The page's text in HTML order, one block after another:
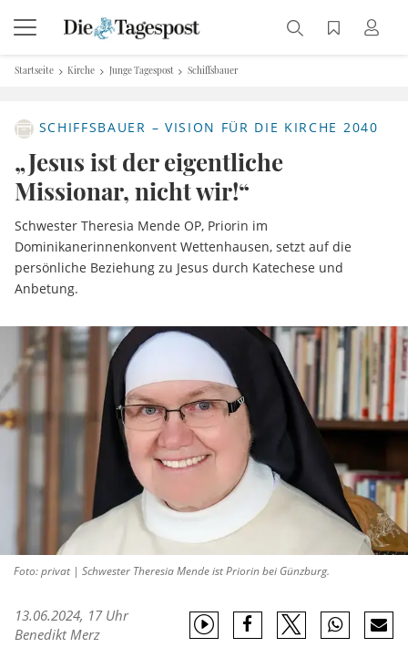
Startseite Kirche Junge Tagespost Schiffsbauer
SCHIFFSBAUER – VISION FÜR DIE KIRCHE 2040
„Jesus ist der eigentliche
Missionar, nicht wir!“
Schwester Theresia Mende OP, Priorin im
Dominikanerinnenkonvent Wettenhausen, setzt auf die
persönliche Beziehung zu Jesus durch Katechese und
Anbetung.
Foto: privat | Schwester Theresia Mende ist Priorin bei Günzburg.
13.06.2024, 17 Uhr
Benedikt Merz